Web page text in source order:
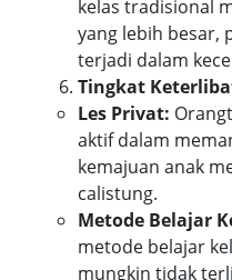
kelas tradisional
yang lebih besar,
terjadi dalam
Tingkat
Les Privat:
aktif dalam
kemajuan anak
calistung.
Metode Belajar
metode belajar
mungkin tidak